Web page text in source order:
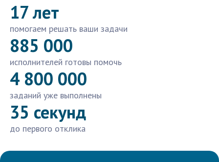
17 лет
помогаем решать ваши задачи
885 000
исполнителей готовы помочь
4 800 000
заданий уже выполнены
35 секунд
до первого отклика